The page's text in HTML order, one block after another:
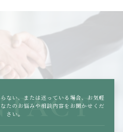
ない、または迷っている場合、 お気軽
たのお悩みや相談内容をお聞かせくだ
さい。